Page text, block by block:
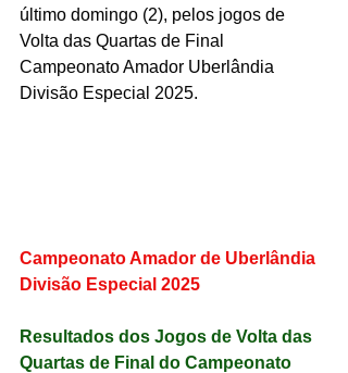
último domingo (2), pelos jogos de
Volta das Quartas de Final
Campeonato Amador Uberlândia
Divisão Especial 2025.
Campeonato Amador de Uberlândia
Divisão Especial 2025
Resultados dos Jogos de Volta das
Quartas de Final do Campeonato